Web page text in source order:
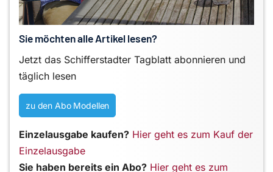
Sie möchten alle Artikel lesen?
Jetzt das Schifferstadter Tagblatt abonnieren und
täglich lesen
zu den Abo Modellen
Einzelausgabe kaufen? Hier geht es zum Kauf der
Einzelausgabe
Sie haben bereits ein Abo? Hier geht es zum